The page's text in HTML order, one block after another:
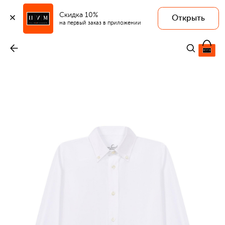
Скидка 10%
на первый заказ в приложении
Открыть
15 200 ₽